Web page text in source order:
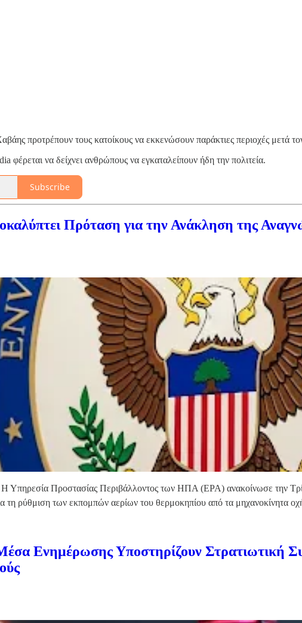
προτρέπουν τους κατοίκους να εκκενώσουν παράκτιες περιοχές μετά
φέρεται να δείχνει ανθρώπους να εγκαταλείπουν ήδη την πολιτεία.
Subscribe
Πρόταση για την Ανάκληση της
Υπηρεσία Προστασίας Περιβάλλοντος των ΗΠΑ (EPA) ανακοίνωσε την
τη ρύθμιση των εκπομπών αερίων του θερμοκηπίου από τα
Ενημέρωσης Υποστηρίζουν Στρατιωτική